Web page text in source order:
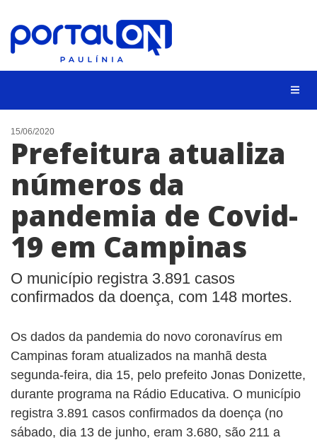
CIDADES
EVENTOS
EMPREGO
ANIVERSÁRIO DAS CIDADES
ANUNCIE
CONTATO
BUSCAR
15/06/2020
Prefeitura atualiza
números da
pandemia de Covid-
19 em Campinas
O município registra 3.891 casos
confirmados da doença, com 148 mortes.
Os dados da pandemia do novo coronavírus em
Campinas foram atualizados na manhã desta
segunda-feira, dia 15, pelo prefeito Jonas Donizette,
durante programa na Rádio Educativa. O município
registra 3.891 casos confirmados da doença (no
sábado, dia 13 de junho, eram 3.680, são 211 a